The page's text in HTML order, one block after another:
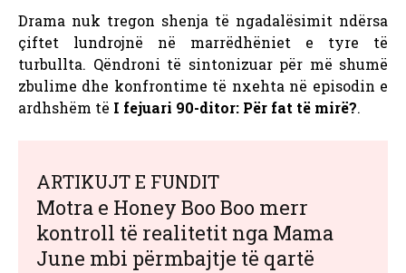
Drama nuk tregon shenja të ngadalësimit ndërsa
çiftet lundrojnë në marrëdhëniet e tyre të
turbullta. Qëndroni të sintonizuar për më shumë
zbulime dhe konfrontime të nxehta në episodin e
ardhshëm të I fejuari 90-ditor: Për fat të mirë?.
ARTIKUJT E FUNDIT
Motra e Honey Boo Boo merr
kontroll të realitetit nga Mama
June mbi përmbajtje të qartë